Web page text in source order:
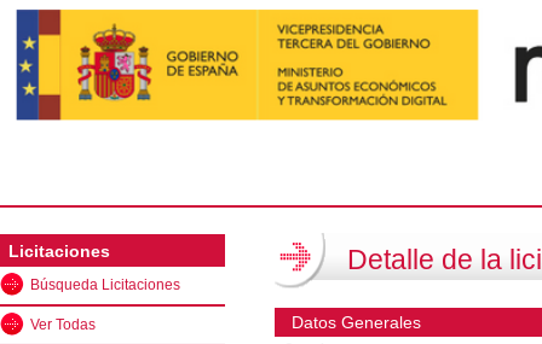
Licitaciones
Búsqueda Licitaciones
Ver Todas
Detalle de la
Datos Generales